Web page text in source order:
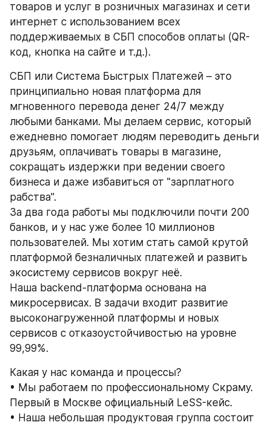
товаров и услуг в розничных магазинах и сети
интернет c использованием всех
поддерживаемых в СБП способов оплаты (QR-
код, кнопка на сайте и т.д.).
СБП или Система Быстрых Платежей – это
принципиально новая платформа для
мгновенного перевода денег 24/7 между
любыми банками. Мы делаем сервис, который
ежедневно помогает людям переводить деньги
друзьям, оплачивать товары в магазине,
сокращать издержки при ведении своего
бизнеса и даже избавиться от "зарплатного
рабства".
За два года работы мы подключили почти 200
банков, и у нас уже более 10 миллионов
пользователей. Мы хотим стать самой крутой
платформой безналичных платежей и развить
экосистему сервисов вокруг неё.
Наша backend-платформа основана на
микросервисах. В задачи входит развитие
высоконагруженной платформы и новых
сервисов с отказоустойчивостью на уровне
99,99%.
Какая у нас команда и процессы?
• Мы работаем по профессиональному Скраму.
Первый в Москве официальный LeSS-кейс.
• Наша небольшая продуктовая группа состоит